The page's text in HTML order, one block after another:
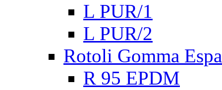
L PUR/1
L PUR/2
Rotoli Gomma
R 95 EPDM